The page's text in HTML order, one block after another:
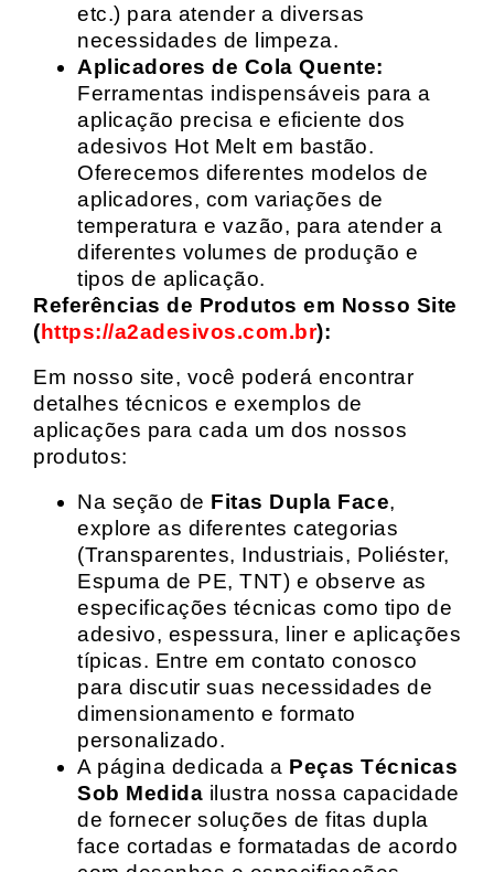
etc.) para atender a diversas
necessidades de limpeza.
Aplicadores de Cola Quente:
Ferramentas indispensáveis para a
aplicação precisa e eficiente dos
adesivos Hot Melt em bastão.
Oferecemos diferentes modelos de
aplicadores, com variações de
temperatura e vazão, para atender a
diferentes volumes de produção e
tipos de aplicação.
Referências de Produtos em Nosso Site
(https://a2adesivos.com.br):
Em nosso site, você poderá encontrar
detalhes técnicos e exemplos de
aplicações para cada um dos nossos
produtos:
Na seção de Fitas Dupla Face,
explore as diferentes categorias
(Transparentes, Industriais, Poliéster,
Espuma de PE, TNT) e observe as
especificações técnicas como tipo de
adesivo, espessura, liner e aplicações
típicas. Entre em contato conosco
para discutir suas necessidades de
dimensionamento e formato
personalizado.
A página dedicada a Peças Técnicas
Sob Medida ilustra nossa capacidade
de fornecer soluções de fitas dupla
face cortadas e formatadas de acordo